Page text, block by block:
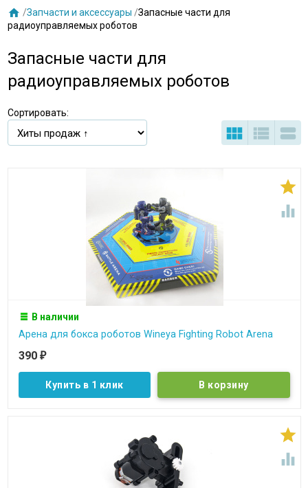
 /Запчасти и аксессуары /Запасные части для
радиоуправляемых роботов
Запасные части для
радиоуправляемых роботов
Сортировать:
  


В наличии
Арена для бокса роботов Wineya Fighting Robot Arena
390 ₽
Купить в 1 клик

